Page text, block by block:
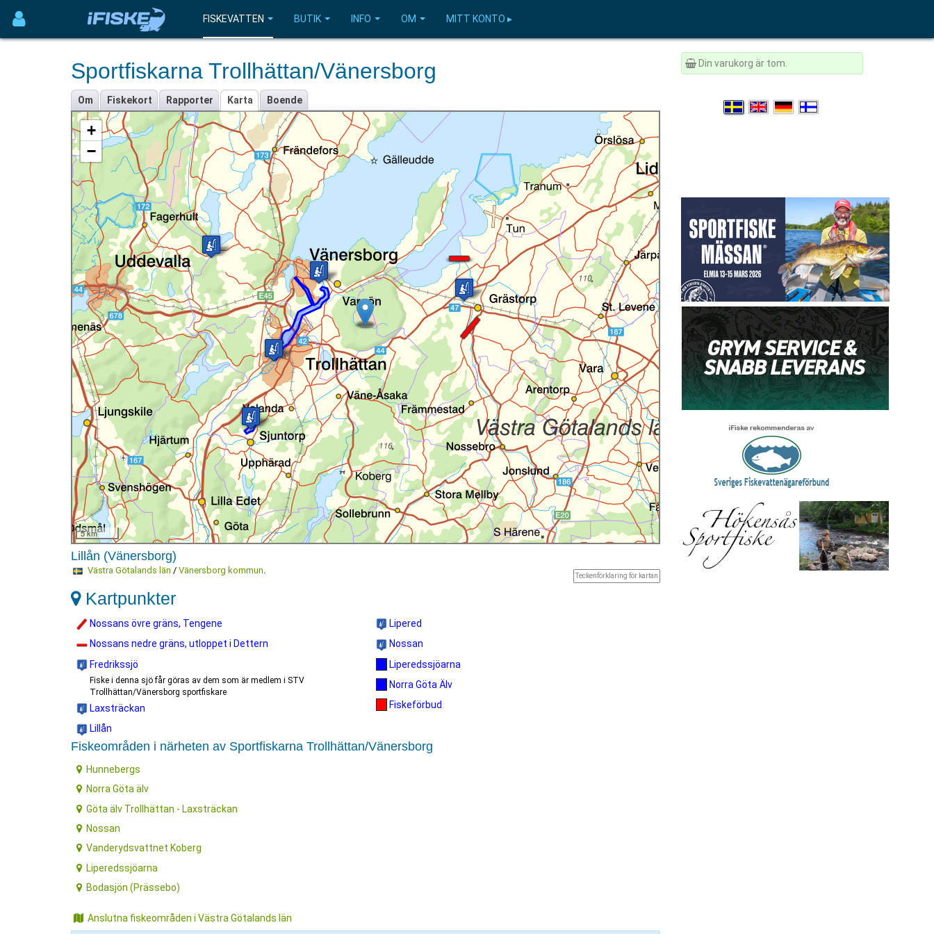
FISKEVATTEN BUTIK INFO OM MITT KONTO ▸
Sportfiskarna Trollhättan/Vänersborg
Om Fiskekort Rapporter Karta Boende
+
−
5 km
Lillån (Vänersborg)
Teckenförklaring för kartan
Västra Götalands län / Vänersborg kommun.
Kartpunkter
Nossans övre gräns, Tengene
Nossans nedre gräns, utloppet i Dettern
Fredrikssjö
Fiske i denna sjö får göras av dem som är medlem i STV
Trollhättan/Vänersborg sportfiskare
Laxsträckan
Lillån
Lipered
Nossan
Liperedssjöarna
Norra Göta Älv
Fiskeförbud
Fiskeområden i närheten av Sportfiskarna Trollhättan/Vänersborg
Hunnebergs
Norra Göta älv
Göta älv Trollhättan - Laxsträckan
Nossan
Vanderydsvattnet Koberg
Liperedssjöarna
Bodasjön (Prässebo)
Anslutna fiskeområden i Västra Götalands län
Din varukorg är tom.